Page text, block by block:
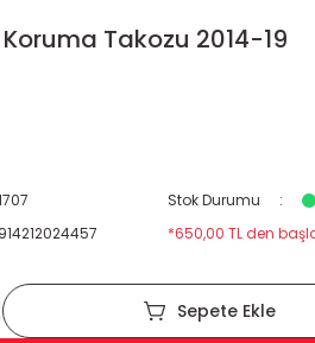
Takozu 2014-19
Stok Durumu
*650,00 TL den
Sepete Ekle